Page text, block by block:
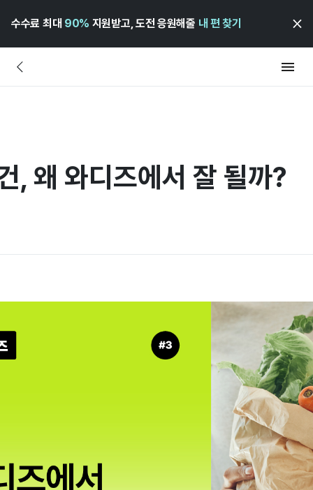
수수료 최대 90% 지원받고, 도전 응원해줄 내 편 찾기
, 왜 와디즈에서 잘 될까?